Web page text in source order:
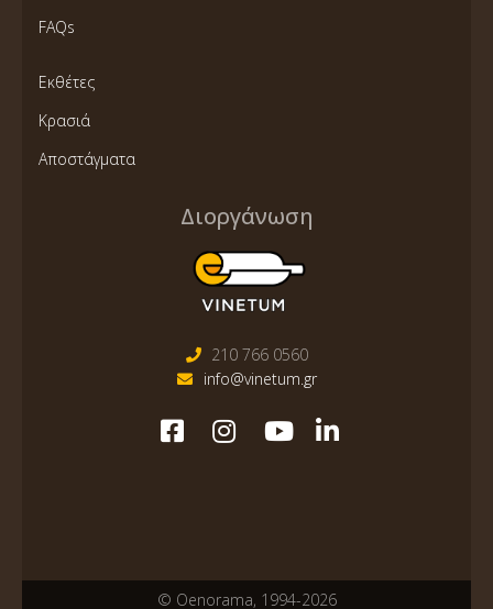
FAQs
Εκθέτες
Κρασιά
Αποστάγματα
Διοργάνωση
210 766 0560
info@vinetum.gr
© Oenorama, 1994-2026